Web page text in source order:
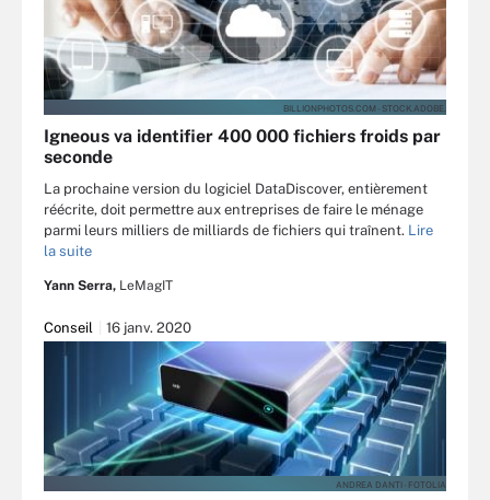
BILLIONPHOTOS.COM - STOCK.ADOBE.
Igneous va identifier 400 000 fichiers froids par
seconde
La prochaine version du logiciel DataDiscover, entièrement
réécrite, doit permettre aux entreprises de faire le ménage
parmi leurs milliers de milliards de fichiers qui traînent. Lire
la suite
Yann Serra, LeMagIT
Conseil 16 janv. 2020
ANDREA DANTI - FOTOLIA